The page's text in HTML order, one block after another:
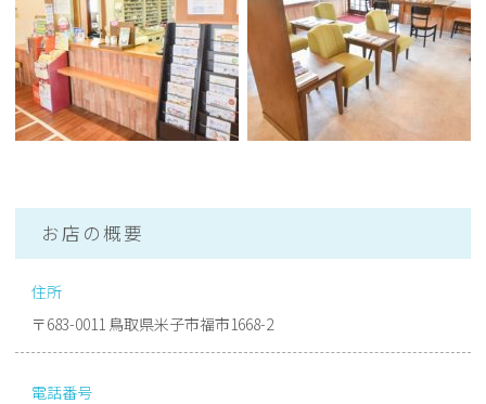
お店の概要
住所
〒683-0011 鳥取県米子市福市1668-2
電話番号